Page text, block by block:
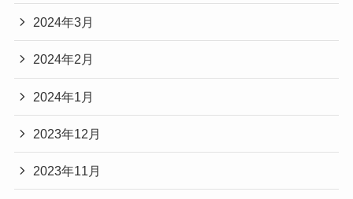
2024年3月
2024年2月
2024年1月
2023年12月
2023年11月